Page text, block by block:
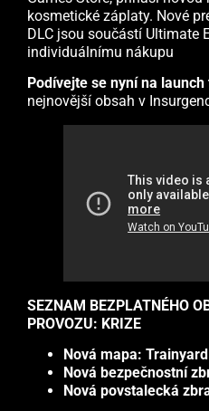
kosmetické záplaty. Nové
DLC jsou součástí Ultimate
individuálnímu nákupu
Podívejte se nyní na
nejnovější obsah v
SEZNAM BEZPLATNÉHO
PROVOZU: KRIZE
Nová mapa: Trainyard
Nová bezpečnostní
Nová povstalecká